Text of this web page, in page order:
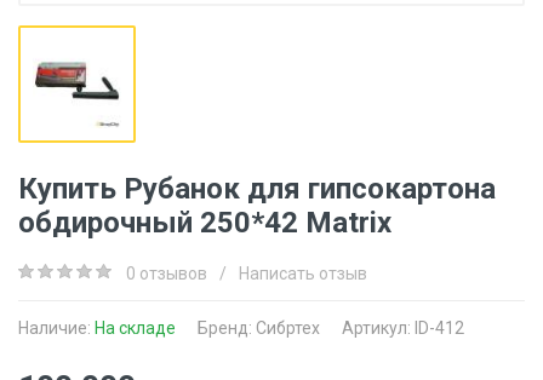
Купить Рубанок для гипсокартона
обдирочный 250*42 Matrix
0 отзывов / Написать отзыв
Наличие: На складе Бренд: Сибртех Артикул: ID-412